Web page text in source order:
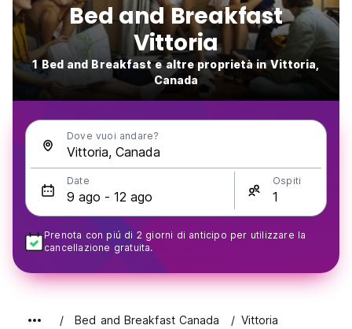
Bed and Breakfast
Vittoria
1 Bed and Breakfast e altre proprietà in Vittoria,
Canada
Dove vuoi andare?
Date Ospiti
Prenota con piú di 2 giorni di anticipo per utilizzare la
cancellazione gratuita.
Bed and Breakfast Canada Vittoria